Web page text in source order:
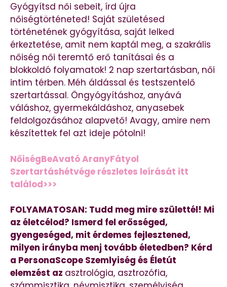
Gyógyítsd női sebeit, írd újra
nőiségtörténeted! Saját születésed
történetének gyógyítása, saját lelked
érkeztetése, amit nem kaptál meg, a szakrális
nőiség női teremtő erő tanításai és a
blokkoldó folyamatok! 2 nap szertartásban, női
intim térben. Méh áldással és testszentelő
szertartással. Öngyógyításhoz, anyává
váláshoz, gyermekáldáshoz, anyasebek
feldolgozásához alapvető! Avagy, amire nem
készítettek fel azt ideje pótolni!
NőiségBeAvató AranyFátyol
Szertartáshétvége részletes leírását itt
találod>>>
FOLYAMATOSAN: Tudd meg mire születtél! Mi
az életcélod? Ismerd fel erősséged,
gyengeséged, mit érdemes fejlesztened,
milyen irányba menj tovább életedben? Kérd
a PersonaScope Szemlyiség és Életút
elemzést az asztrológia, asztrozófia,